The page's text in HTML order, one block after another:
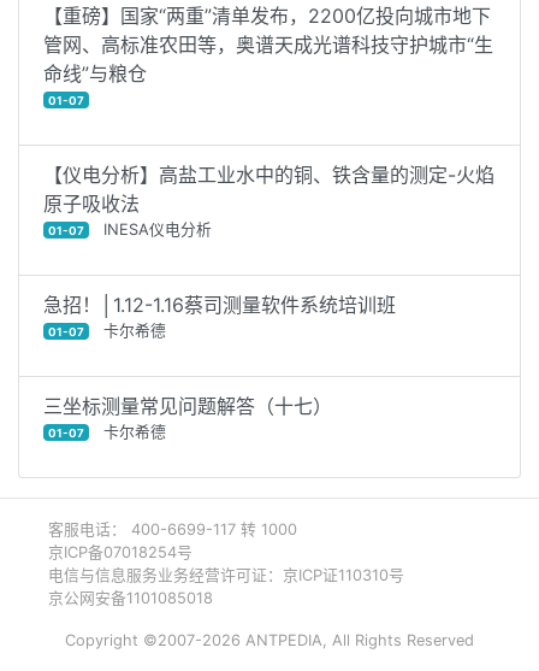
【重磅】国家“两重”清单发布，2200亿投向城市地下
管网、高标准农田等，奥谱天成光谱科技守护城市“生
命线”与粮仓
01-07
【仪电分析】高盐工业水中的铜、铁含量的测定-火焰
原子吸收法
01-07 INESA仪电分析
急招！│1.12-1.16蔡司测量软件系统培训班
01-07 卡尔希德
三坐标测量常见问题解答（十七）
01-07 卡尔希德
客服电话： 400-6699-117 转 1000
京ICP备07018254号
电信与信息服务业务经营许可证：京ICP证110310号
京公网安备1101085018
Copyright ©2007-2026 ANTPEDIA, All Rights Reserved